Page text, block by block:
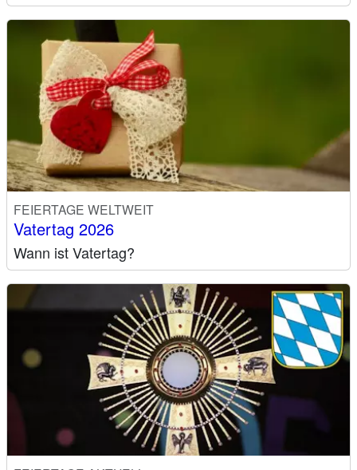
FEIERTAGE WELTWEIT
Vatertag 2026
Wann ist Vatertag?